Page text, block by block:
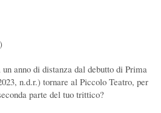
anno di distanza dal debutto di Prima
n.d.r.) tornare al Piccolo Teatro, per
parte del tuo trittico?